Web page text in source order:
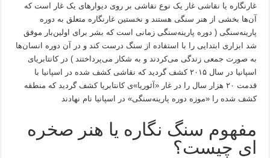
غارنگاره یا نقاشی غار یک نوع نقاشی بر روی دیوارهای یک غار است که
آن‌ها بخشی از هنر سنگی هستند و نخستین غارنگاره متعلق به دوره
پارینه‌سنگی ( دوره پارینه‌سنگی زمانی است که بشر برای اولین‌بار موفق
شد ابزاری ابتدایی را با استفاده از سنگ درست کند و در آن دوره‌ انسان‌ها
به صورت جمعی زندگی می‌کردند و به شکار می‌پرداختند ) در کانتابریای
اسپانیا در سال ۲۰۱۵ کشف گردید که نقاشی کشف شده در اسپانیا با
قدمت ۲۰ هزار سال را در غار «آئوریا»ی کانتابریا کشف گردید که منطقه
کشف شده را «موزه دوره پارینه‌سنگی» در اسپانیا نام نهادند
مفهوم سنگ نگاره یا هنر صخره
ای چیست؟